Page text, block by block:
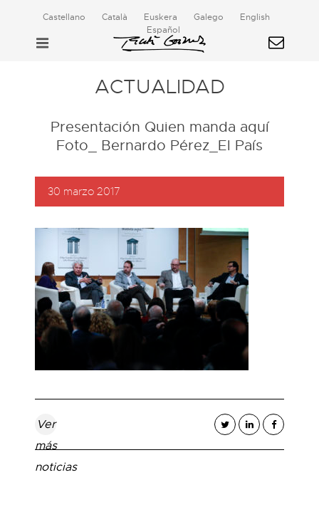
Castellano Català Euskera Galego
English
Español
ACTUALIDAD
Presentación Quien manda aquí
Foto_ Bernardo Pérez_El País
30 marzo 2017
Ver
más
noticias